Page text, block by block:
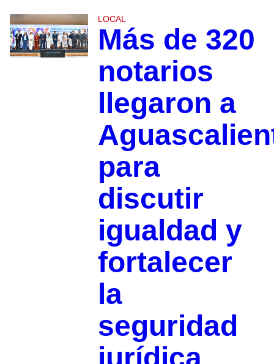
LOCAL
Más de 320
notarios
llegaron a
para
discutir
igualdad y
fortalecer
la
seguridad
jurídica